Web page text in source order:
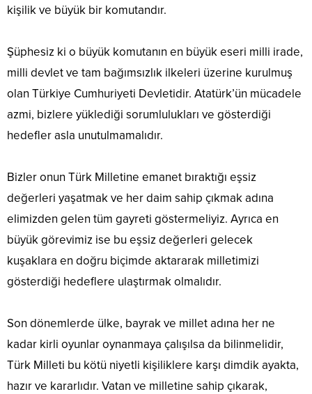
kişilik ve büyük bir komutandır.
Şüphesiz ki o büyük komutanın en büyük eseri milli irade,
milli devlet ve tam bağımsızlık ilkeleri üzerine kurulmuş
olan Türkiye Cumhuriyeti Devletidir. Atatürk’ün mücadele
azmi, bizlere yüklediği sorumlulukları ve gösterdiği
hedefler asla unutulmamalıdır.
Bizler onun Türk Milletine emanet bıraktığı eşsiz
değerleri yaşatmak ve her daim sahip çıkmak adına
elimizden gelen tüm gayreti göstermeliyiz. Ayrıca en
büyük görevimiz ise bu eşsiz değerleri gelecek
kuşaklara en doğru biçimde aktararak milletimizi
gösterdiği hedeflere ulaştırmak olmalıdır.
Son dönemlerde ülke, bayrak ve millet adına her ne
kadar kirli oyunlar oynanmaya çalışılsa da bilinmelidir,
Türk Milleti bu kötü niyetli kişiliklere karşı dimdik ayakta,
hazır ve kararlıdır. Vatan ve milletine sahip çıkarak,